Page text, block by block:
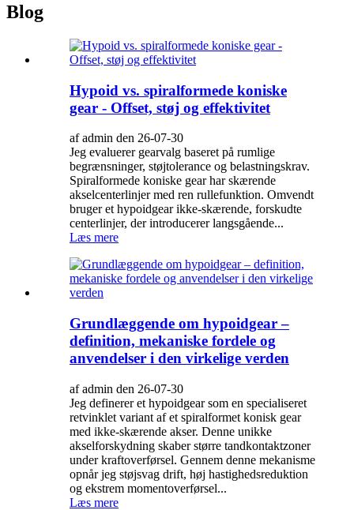
Blog
Hypoid vs. spiralformede koniske
gear - Offset, støj og effektivitet
af admin den 26-07-30
Jeg evaluerer gearvalg baseret på rumlige
begrænsninger, støjtolerance og belastningskrav.
Spiralformede koniske gear har skærende
akselcenterlinjer med ren rullefunktion. Omvendt
bruger et hypoidgear ikke-skærende, forskudte
centerlinjer, der introducerer langsgående...
Læs mere
Grundlæggende om hypoidgear –
definition, mekaniske fordele og
anvendelser i den virkelige verden
af admin den 26-07-30
Jeg definerer et hypoidgear som en specialiseret
retvinklet variant af et spiralformet konisk gear
med ikke-skærende akser. Denne unikke
akselforskydning skaber større tandkontaktzoner
under kraftoverførsel. Gennem denne mekanisme
opnår jeg støjsvag drift, høj hastighedsreduktion
og ekstrem momentoverførsel...
Læs mere